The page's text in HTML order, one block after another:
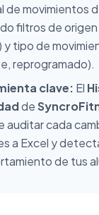
de movimientos
filtros de origen
y tipo de
reprogramado).
clave: El
de
auditar cada
a Excel y
de tus